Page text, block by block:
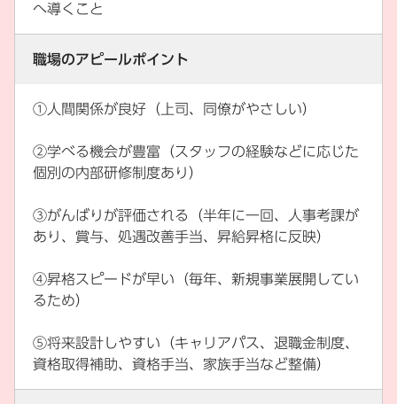
へ導くこと
職場のアピールポイント
①人間関係が良好（上司、同僚がやさしい）
②学べる機会が豊富（スタッフの経験などに応じた
個別の内部研修制度あり）
③がんばりが評価される（半年に一回、人事考課が
あり、賞与、処遇改善手当、昇給昇格に反映）
④昇格スピードが早い（毎年、新規事業展開してい
るため）
⑤将来設計しやすい（キャリアパス、退職金制度、
資格取得補助、資格手当、家族手当など整備）